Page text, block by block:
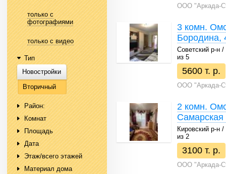
только с
фотографиями
только с видео
Тип
Новостройки
Вторичный
Район:
Комнат
Площадь
Дата
Этаж/всего этажей
Материал дома
ООО "Аркада-
3 комн.
Бородина,
Советский р-н
из 5
5600 т. р.
ООО "Аркада-
2 комн.
Самарская
Кировский р-н
из 2
3100 т. р.
ООО "Аркада-